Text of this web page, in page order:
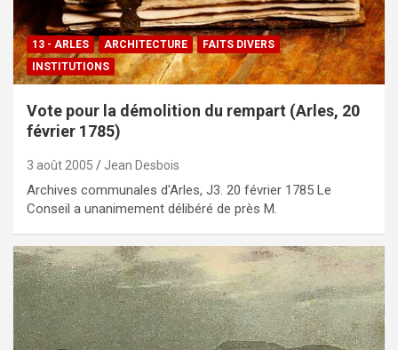
13 - ARLES ARCHITECTURE
FAITS DIVERS
INSTITUTIONS
Vote pour la démolition du rempart (Arles, 20
février 1785)
3 août 2005 Jean Desbois
Archives communales d'Arles, J3. 20 février 1785 Le
Conseil a unanimement délibéré de près M.